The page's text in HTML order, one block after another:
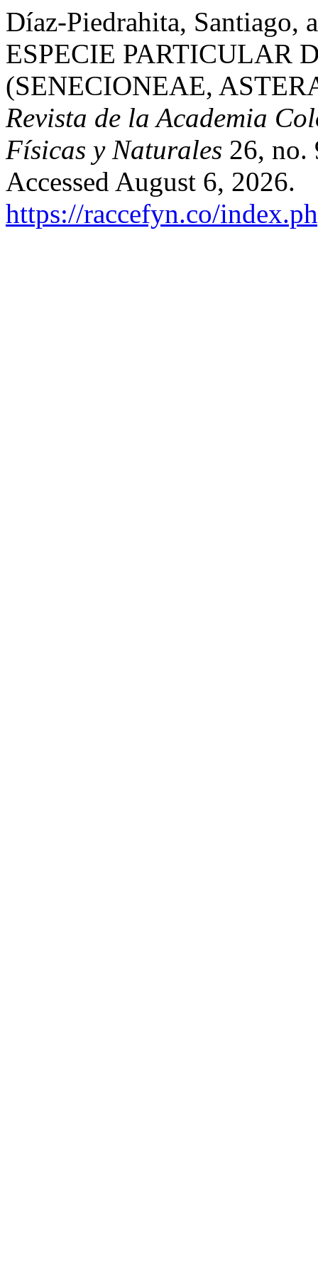
Díaz-Piedrahita, Santiago,
ESPECIE PARTICULAR
(SENECIONEAE,
Revista de la Academia
Físicas y Naturales 26, no.
Accessed August 6, 2026.
https://raccefyn.co/